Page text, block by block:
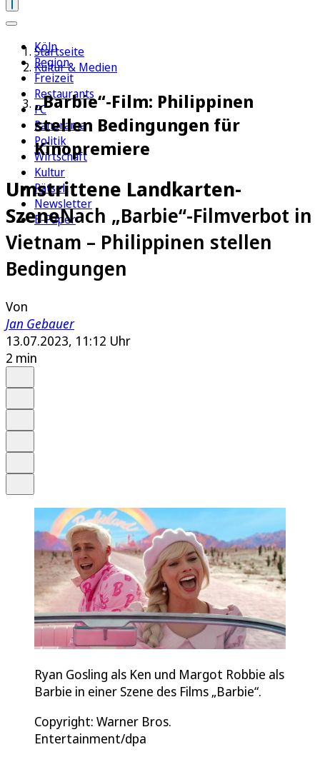
Köln
Region
Freizeit
Restaurants
FC
Panorama
Politik
Wirtschaft
Kultur
Rätsel
Newsletter
E-Paper
Startseite
Kultur & Medien
„Barbie“-Film: Philippinen
stellen Bedingungen für
Kinopremiere
Umstrittene Landkarten-
SzeneNach „Barbie“-Filmverbot in
Vietnam – Philippinen stellen
Bedingungen
Von
Jan Gebauer
13.07.2023, 11:12 Uhr
2 min
Ryan Gosling als Ken und Margot Robbie als
Barbie in einer Szene des Films „Barbie“.
Copyright: Warner Bros.
Entertainment/dpa